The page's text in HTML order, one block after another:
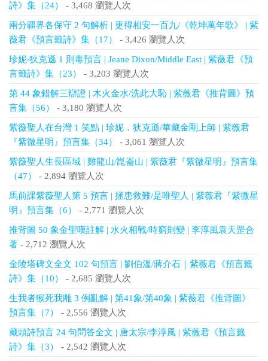
詩》集（24）
- 3,468 瀏覽人次
兩分疆界各保守 2 句解析 | 更得相安一百九/《乾坤萬年歌》 | 紫
薇君《預言籤詩》集（17）
- 3,426 瀏覽人次
珍妮‧狄克遜 1 則毒預言 | Jeane Dixon/Middle East | 紫薇君《預
言籤詩》集（23）
- 3,203 瀏覽人次
第 44 象錯解三辯證 | 木火金水/洗此大恥 | 紫薇君《推背圖》預
言集（56）
- 3,180 瀏覽人次
紫薇聖人在台灣 1 笑點 | 珍妮．狄克遜/華藏金剛上師 | 紫薇君
『紫微星明』預言集（34）
- 3,061 瀏覽人次
紫薇聖人生長區域 | 雞龍山/崑崙山 | 紫薇君『紫微星明』預言集
（47）
- 2,894 瀏覽人次
馬前課紫薇聖人第 5 預言 | 拯患救難/是唯聖人 | 紫薇君『紫微星
明』預言集（6）
- 2,771 瀏覽人次
推背圖 50 象金聖嘆註解 | 水火相戰/時窮則變 | 李淳風袁天罡合
著 - 2,712 瀏覽人次
金陵塔碑文全文 102 句預言 | 劉伯溫/蔣介石｜紫薇君《預言籤
詩》集（10）
- 2,685 瀏覽人次
生我者猴死我雕 3 例亂解 | 第41象/第40象 | 紫薇君《推背圖》
預言集（7）
- 2,556 瀏覽人次
藏頭詩預言 24 句問答全文 | 唐太宗/李淳風 | 紫薇君《預言籤
詩》集（3）
- 2,542 瀏覽人次